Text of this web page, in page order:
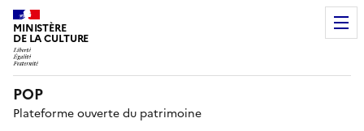
MINISTÈRE
DE LA CULTURE
POP
Plateforme ouverte du patrimoine